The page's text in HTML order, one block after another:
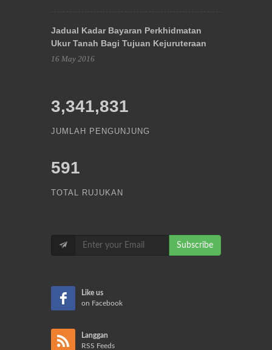
Jadual Kadar Bayaran Perkhidmatan
Ukur Tanah Bagi Tujuan Kejuruteraan
16 May 2016
3,341,831
JUMLAH PENGUNJUNG
591
TOTAL RUJUKAN
Subscribe
Like us
on Facebook
Langgan
RSS Feeds